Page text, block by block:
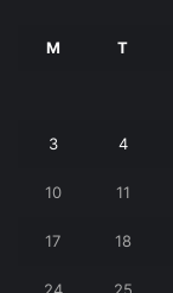
M T
3 4
10 11
17 18